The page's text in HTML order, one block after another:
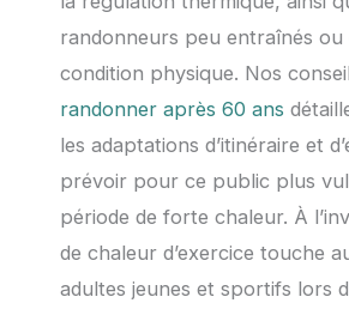
randonneurs peu entraînés ou
condition physique. Nos
randonner après 60 ans
les adaptations d’itinéraire et
prévoir pour ce public plus
période de forte chaleur. À
de chaleur d’exercice touche
adultes jeunes et sportifs lors